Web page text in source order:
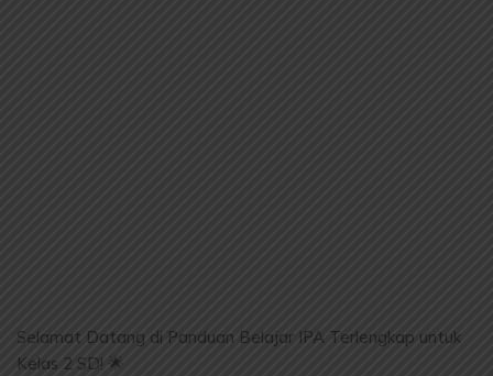
Selamat Datang di Panduan Belajar IPA Terlengkap untuk
Kelas 2 SD! 🌟